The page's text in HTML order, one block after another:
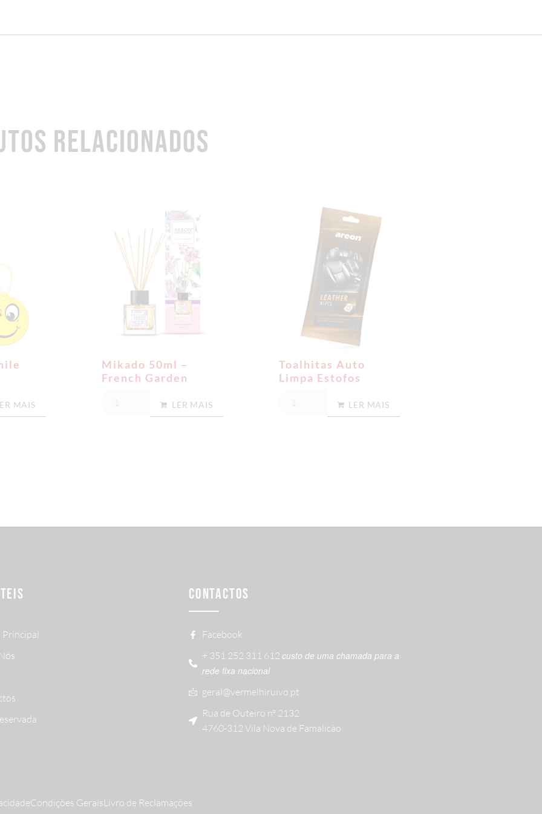
RELACIONADOS
MAIS
Mikado 50ml –
French Garden
LER MAIS
Toalhitas Auto
Limpa Estofos
LER MAIS
CONTACTOS
Facebook
+ 351 252 311 612custo de uma chamada para a
rede fixa nacional
geral@vermelhiruivo.pt
Rua de Outeiro nº 2132
4760-312 Vila Nova de Famalicão
Condições GeraisLivro de Reclamações